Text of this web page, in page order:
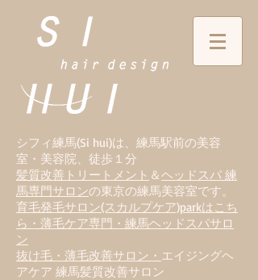
シフィ練馬(Si hui)は、 練馬駅前の美容
室・美容院、徒歩１分
髪質改善トリートメント ＆ヘッドスパ 練
馬専門サロンの東京の練馬美容室です。
育毛発毛サロン(スカルプケア)parkはこち
ら・薄毛ケア専門・練馬ヘッドスパサロ
ン
抜け毛・薄毛改善サロン・ エイジングヘ
アケア 練馬髪質改善サロン